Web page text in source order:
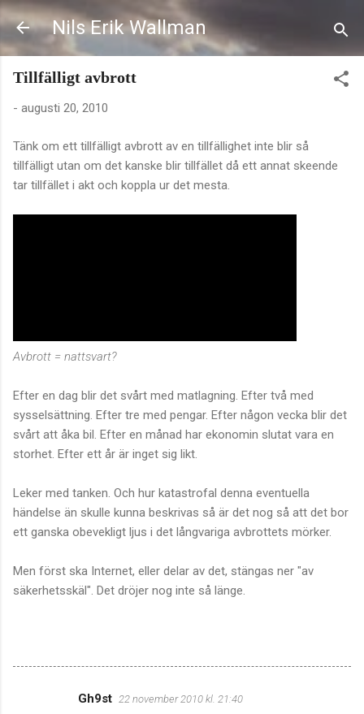
Fortsätt till huvudinnehåll
Nils Erik Wallman
Tillfälligt avbrott
- augusti 20, 2010
Tänk om ett tillfälligt avbrott av en tillfällighet inte blir så
tillfälligt utan om det kanske blir tillfället då ett annat skeende
tar tillfället i akt och koppla ur det mesta.
Avbrott = nattsvart?
Efter en dag blir det svårt med matlagning. Efter två med
sysselsättning. Efter tre med pengar. Efter någon vecka blir det
svårt att åka bil. Efter en månad har ekonomin slutat vara en
storhet. Efter ett år är inget sig likt.
Leker med tanken. Och hur katastrofal denna eventuella
händelse än skulle kunna beskrivas så är det nog så att det bor
ett ganska obevekligt ljus i det långvariga avbrottets mörker.
Men först ska Internet, eller delar av det, stängas ner "av
säkerhetsskäl". Det dröjer nog inte så länge.
Gh9st 22 november 2010 kl. 21:40